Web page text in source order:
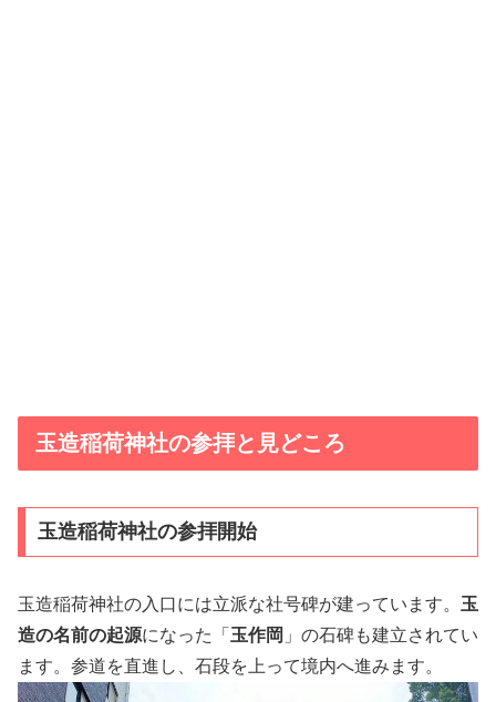
玉造稲荷神社の参拝と見どころ
玉造稲荷神社の参拝開始
玉造稲荷神社の入口には立派な社号碑が建っています。 玉
造の名前の起源になった「 玉作岡 」の石碑も建立されてい
ます。参道を直進し、石段を上って境内へ進みます。